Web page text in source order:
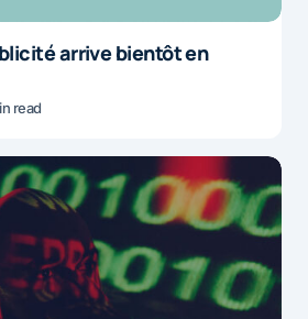
arrive bientôt en
read